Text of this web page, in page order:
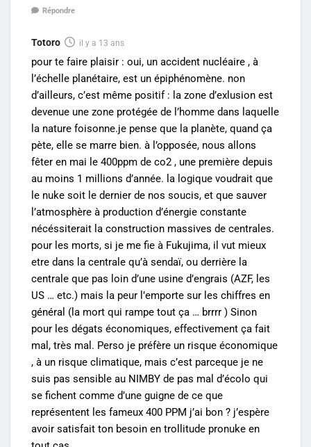
Répondre
Totoro il y a 13 ans
pour te faire plaisir : oui, un accident nucléaire , à
l’échelle planétaire, est un épiphénomène. non
d’ailleurs, c’est même positif : la zone d’exlusion est
devenue une zone protégée de l’homme dans laquelle
la nature foisonne.je pense que la planète, quand ça
pète, elle se marre bien. à l’opposée, nous allons
fêter en mai le 400ppm de co2 , une première depuis
au moins 1 millions d’année. la logique voudrait que
le nuke soit le dernier de nos soucis, et que sauver
l’atmosphère à production d’énergie constante
nécéssiterait la construction massives de centrales.
pour les morts, si je me fie à Fukujima, il vut mieux
etre dans la centrale qu’à sendaï, ou derrière la
centrale que pas loin d’une usine d’engrais (AZF, les
US … etc.) mais la peur l’emporte sur les chiffres en
général (la mort qui rampe tout ça … brrrr ) Sinon
pour les dégats économiques, effectivement ça fait
mal, très mal. Perso je préfère un risque économique
, à un risque climatique, mais c’est parceque je ne
suis pas sensible au NIMBY de pas mal d’écolo qui
se fichent comme d’une guigne de ce que
représentent les fameux 400 PPM j’ai bon ? j’espère
avoir satisfait ton besoin en trollitude pronuke en